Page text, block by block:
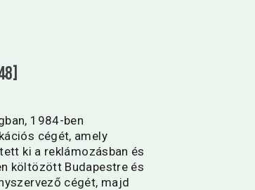
1984-ben
cégét, amely
ki a reklámozásban és
költözött Budapestre és
cégét, majd